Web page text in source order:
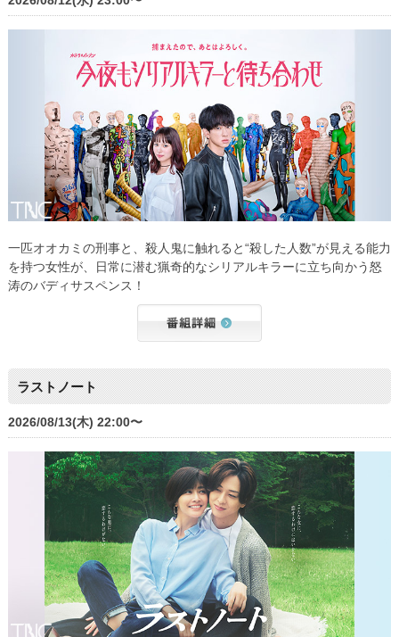
一匹オオカミの刑事と、殺人鬼に触れると“殺した人数”が見える能力
を持つ女性が、日常に潜む猟奇的なシリアルキラーに立ち向かう怒
涛のバディサスペンス！
ラストノート
2026/08/13(木) 22:00〜